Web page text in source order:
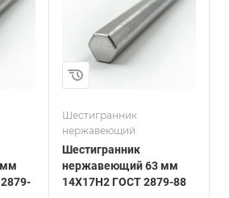
Шестигранник
нержавеющий
Шестигранник
нержавеющий 63 мм
14Х17Н2 ГОСТ 2879-88
ГОСТ, ТУ
ГОСТ 2879-88
Технология
изготовления
75